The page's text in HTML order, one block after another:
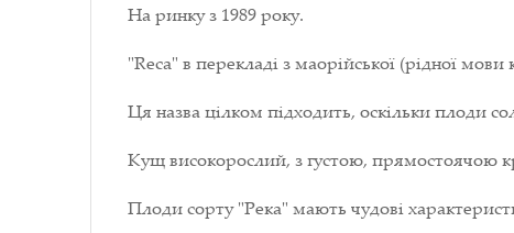
На ринку з 1989 року.
"Reca" в перекладі з маорійської (рідної
Ця назва цілком підходить, оскільки плоди
Кущ високорослий, з густою, прямостоячою
Плоди сорту "Река" мають чудові